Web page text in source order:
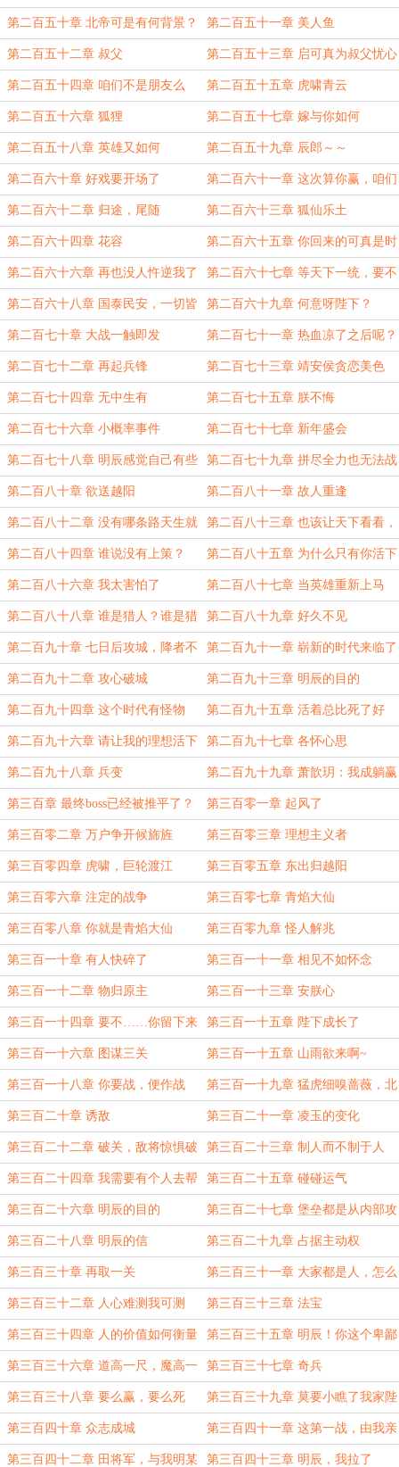
第二百五十章 北帝可是有何背景？ 第二百五十一章 美人鱼
第二百五十二章 叔父 第二百五十三章 启可真为叔父忧心
呐
第二百五十四章 咱们不是朋友么 第二百五十五章 虎啸青云
第二百五十六章 狐狸 第二百五十七章 嫁与你如何
第二百五十八章 英雄又如何 第二百五十九章 辰郎～～
第二百六十章 好戏要开场了 第二百六十一章 这次算你赢，咱们
走着瞧
第二百六十二章 归途，尾随 第二百六十三章 狐仙乐土
第二百六十四章 花容 第二百六十五章 你回来的可真是时
候！
第二百六十六章 再也没人忤逆我了 第二百六十七章 等天下一统，要不
要跟我在一起呢？
第二百六十八章 国泰民安，一切皆
好
第二百六十九章 何意呀陛下？
第二百七十章 大战一触即发 第二百七十一章 热血凉了之后呢？
第二百七十二章 再起兵锋 第二百七十三章 靖安侯贪恋美色
第二百七十四章 无中生有 第二百七十五章 朕不悔
第二百七十六章 小概率事件 第二百七十七章 新年盛会
第二百七十八章 明辰感觉自己有些
阴暗了
第二百七十九章 拼尽全力也无法战
胜
第二百八十章 欲送越阳 第二百八十一章 故人重逢
第二百八十二章 没有哪条路天生就
是死的
第二百八十三章 也该让天下看看，
我乾元的兵锋了
第二百八十四章 谁说没有上策？ 第二百八十五章 为什么只有你活下
来
第二百八十六章 我太害怕了 第二百八十七章 当英雄重新上马
第二百八十八章 谁是猎人？谁是猎
物？
第二百八十九章 好久不见
第二百九十章 七日后攻城，降者不
杀
第二百九十一章 崭新的时代来临了
第二百九十二章 攻心破城 第二百九十三章 明辰的目的
第二百九十四章 这个时代有怪物 第二百九十五章 活着总比死了好
第二百九十六章 请让我的理想活下
去
第二百九十七章 各怀心思
第二百九十八章 兵变 第二百九十九章 萧歆玥：我成躺赢
狗了
第三百章 最终boss已经被推平了？ 第三百零一章 起风了
第三百零二章 万户争开候旆旌 第三百零三章 理想主义者
第三百零四章 虎啸，巨轮渡江 第三百零五章 东出归越阳
第三百零六章 注定的战争 第三百零七章 青焰大仙
第三百零八章 你就是青焰大仙 第三百零九章 怪人解兆
第三百一十章 有人快碎了 第三百一十一章 相见不如怀念
第三百一十二章 物归原主 第三百一十三章 安朕心
第三百一十四章 要不……你留下来
吧……
第三百一十五章 陛下成长了
第三百一十六章 图谋三关 第三百一十五章 山雨欲来啊~
第三百一十八章 你要战，便作战 第三百一十九章 猛虎细嗅蔷薇，北
上
第三百二十章 诱敌 第三百二十一章 凌玉的变化
第三百二十二章 破关，敌将惊惧破
胆
第三百二十三章 制人而不制于人
第三百二十四章 我需要有个人去帮
我传一句话
第三百二十五章 碰碰运气
第三百二十六章 明辰的目的 第三百二十七章 堡垒都是从内部攻
克的
第三百二十八章 明辰的信 第三百二十九章 占据主动权
第三百三十章 再取一关 第三百三十一章 大家都是人，怎么
你这么猛啊？！
第三百三十二章 人心难测我可测 第三百三十三章 法宝
第三百三十四章 人的价值如何衡量
呢
第三百三十五章 明辰！你这个卑鄙
小人！！！！
第三百三十六章 道高一尺，魔高一
丈
第三百三十七章 奇兵
第三百三十八章 要么赢，要么死 第三百三十九章 莫要小瞧了我家陛
下
第三百四十章 众志成城 第三百四十一章 这第一战，由我亲
自打响
第三百四十二章 田将军，与我明某 第三百四十三章 明辰，我拉了